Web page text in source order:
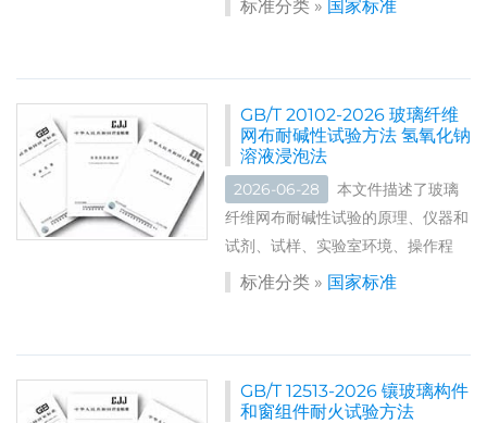
标准分类 » 国家标准
GB/T 20102-2026 玻璃纤维
网布耐碱性试验方法 氢氧化钠
溶液浸泡法
2026-06-28
本文件描述了玻璃
纤维网布耐碱性试验的原理、仪器和
试剂、试样、实验室环境、操作程
序、结果计算、试验报告,给出了常
布的耐碱性检验。 标准编号：GB/
T...
标准分类 » 国家标准
GB/T 12513-2026 镶玻璃构件
和窗组件耐火试验方法